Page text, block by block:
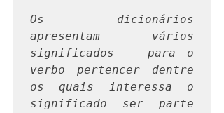
Os dicionários
apresentam vários
significados   para o
verbo pertencer dentre
os quais interessa o
significado ser parte